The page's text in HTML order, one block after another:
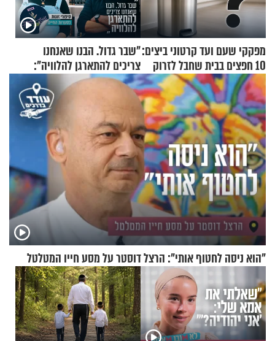
מפקקי שעם ועד קרטוני ביצים:
10 חפצים בבית שחבל לזרוק
לפח
"שבר גדול. הבנו שאנחנו
צריכים להתארגן להלוויה":
זוגיות במבחן, הפעם עם מרים
וגד דנינו
"הוא ניסה לחטוף אותי": הרצל דוסטר על מסע חייו המטלטל